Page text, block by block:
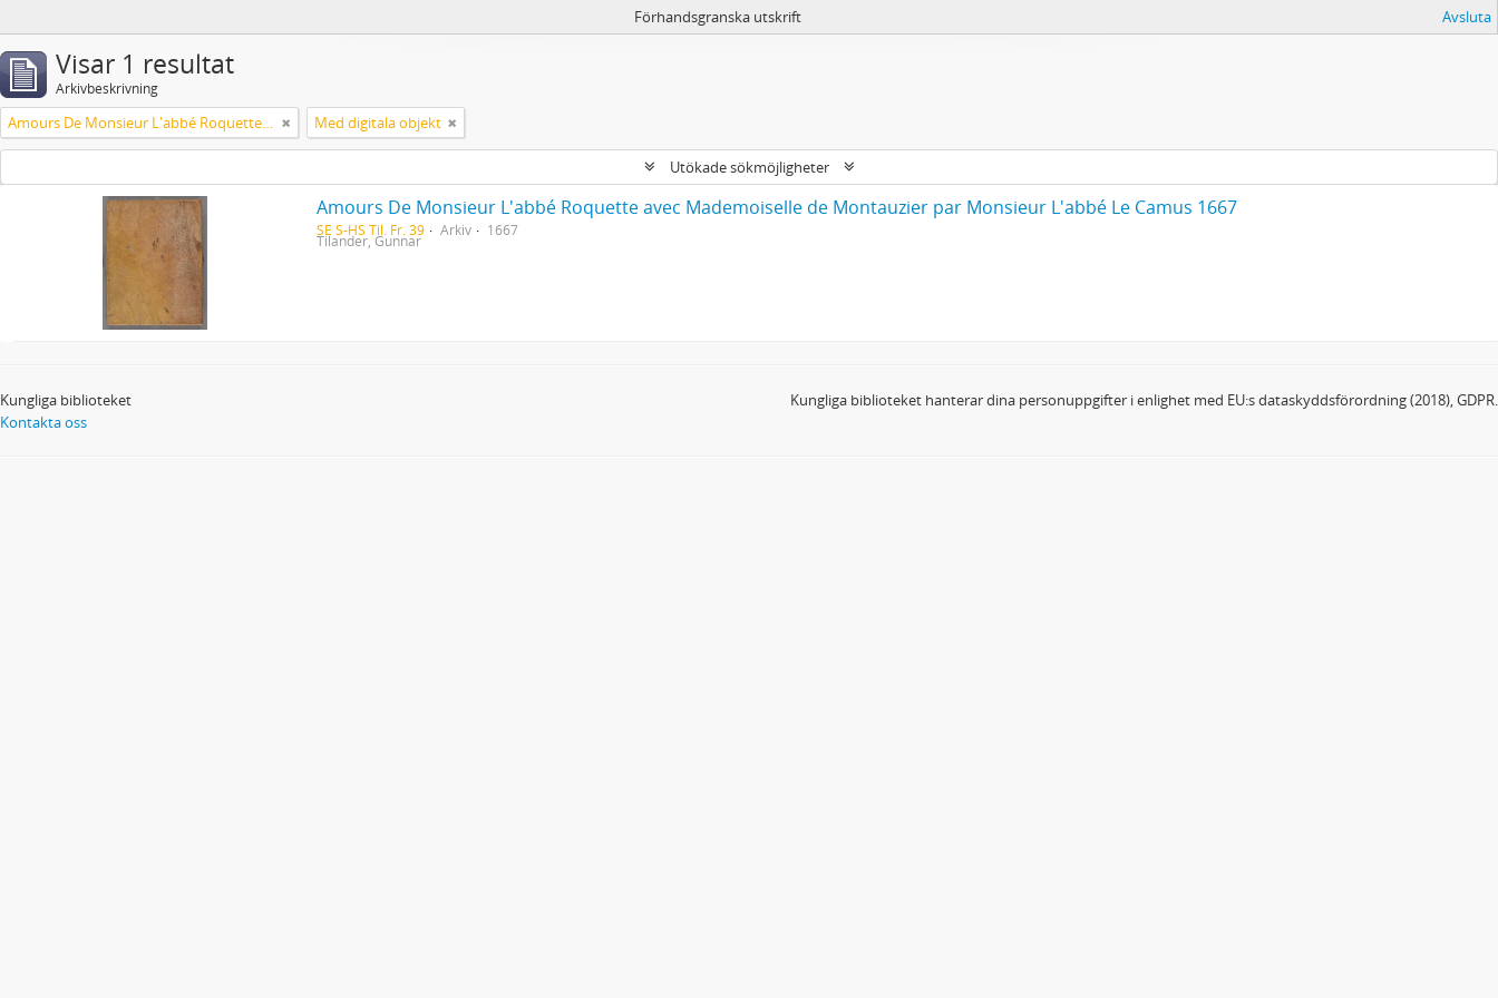
Förhandsgranska utskrift Avsluta
Visar 1 resultat
Arkivbeskrivning
Amours De Monsieur L'abbé Roquette avec Mademoiselle de Montauzier par Monsieur L'abbé Le Camus 1667 Med digitala objekt
Utökade sökmöjligheter
Amours De Monsieur L'abbé Roquette avec Mademoiselle de Montauzier par Monsieur L'abbé Le Camus 1667
SE S-HS Til. Fr. 39 Arkiv 1667
Tilander, Gunnar
Kungliga biblioteket
Kontakta oss
Kungliga biblioteket hanterar dina personuppgifter i enlighet med EU:s dataskyddsförordning (2018), GDPR.